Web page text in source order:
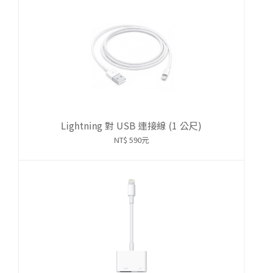
Lightning 對 USB 連接線 (1 公尺)
NT$ 590元